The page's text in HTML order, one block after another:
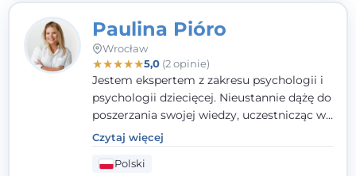
Paulina Pióro
Wrocław
★★★★★5,0(2 opinie)
Jestem ekspertem z zakresu psychologii i
psychologii dziecięcej. Nieustannie dążę do
poszerzania swojej wiedzy, uczestnicząc w
różnorodnych szkoleniach. Pracując z
dziećmi, młodzieżą i młodymi dorosłymi
niezwykle ważne jest dla mnie poczucie
Czytaj więcej
Polski